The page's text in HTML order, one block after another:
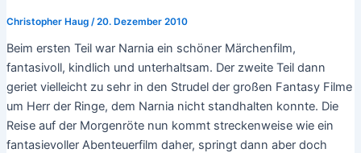
Christopher Haug /20. Dezember 2010
Beim ersten Teil war Narnia ein schöner Märchenfilm,
fantasivoll, kindlich und unterhaltsam. Der zweite Teil dann
geriet vielleicht zu sehr in den Strudel der großen Fantasy Filme
um Herr der Ringe, dem Narnia nicht standhalten konnte. Die
Reise auf der Morgenröte nun kommt streckenweise wie ein
fantasievoller Abenteuerfilm daher, springt dann aber doch